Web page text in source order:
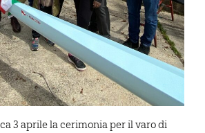
3 aprile la cerimonia per il varo di